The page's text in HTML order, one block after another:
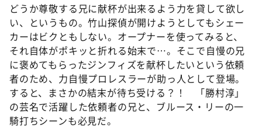
どうか尊敬する兄に献杯が出来るよう力を貸して欲し
い、というもの。竹山探偵が開けようとしてもシェー
カーはビクともしない。オープナーを使ってみると、
それ自体がポキッと折れる始末で…。そこで自慢の兄
に褒めてもらったジンフィズを献杯したいという依頼
者のため、力自慢プロレスラーが助っ人として登場。
すると、まさかの結末が待ち受ける？！ 「勝村淳」
の芸名で活躍した依頼者の兄と、ブルース・リーの一
騎打ちシーンも必見だ。